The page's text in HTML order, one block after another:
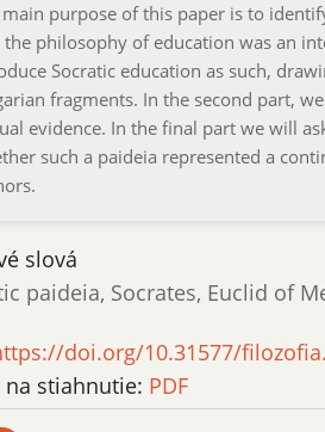
main purpose of this paper is to
philosophy of education was an
Socratic education as such,
fragments. In the second part,
evidence. In the final part we will
such a paideia represented a
slová
paideia, Socrates, Euclid of
doi.org/10.31577/
na stiahnutie: PDF